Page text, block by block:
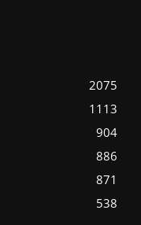
2075
1113
904
886
871
538